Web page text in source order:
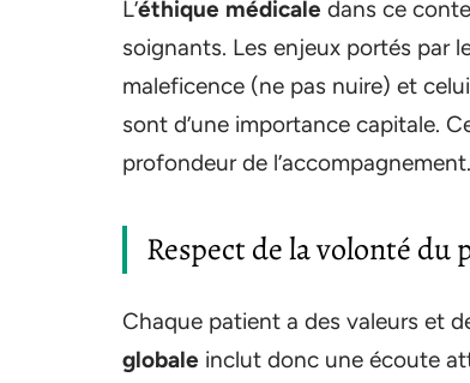
L’éthique médicale dans ce
soignants. Les enjeux portés par
maleficence (ne pas nuire) et
sont d’une importance capitale.
profondeur de l’accompagnement.
Respect de la volonté du
Chaque patient a des valeurs et
globale inclut donc une écoute